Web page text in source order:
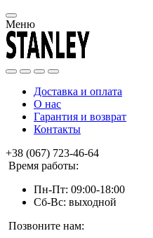
Меню
Доставка и оплата
О нас
Гарантия и возврат
Контакты
+38 (067) 723-46-64
Время работы:
Пн-Пт: 09:00-18:00
Сб-Вс: выходной
Позвоните нам: